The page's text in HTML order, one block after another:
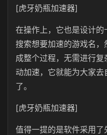
[虎牙奶瓶加速器]
在操作上，它也是设计
搜索想要加速的游戏名
成整个过程，无需进行
动加速，它就能为大家
了。
[虎牙奶瓶加速器]
值得一提的是软件采用